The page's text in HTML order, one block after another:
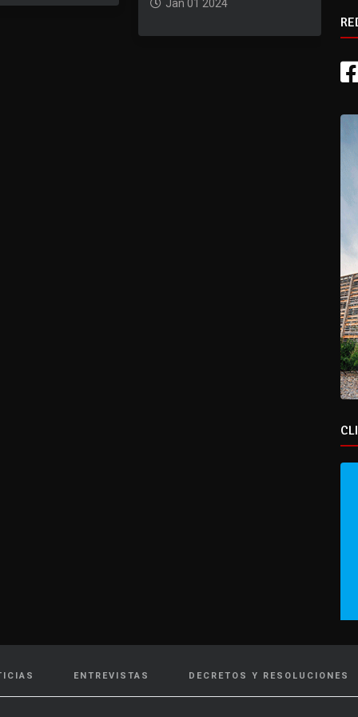
Jan 01 2024
ENTREVISTAS DECRETOS Y RESOLUCIONES